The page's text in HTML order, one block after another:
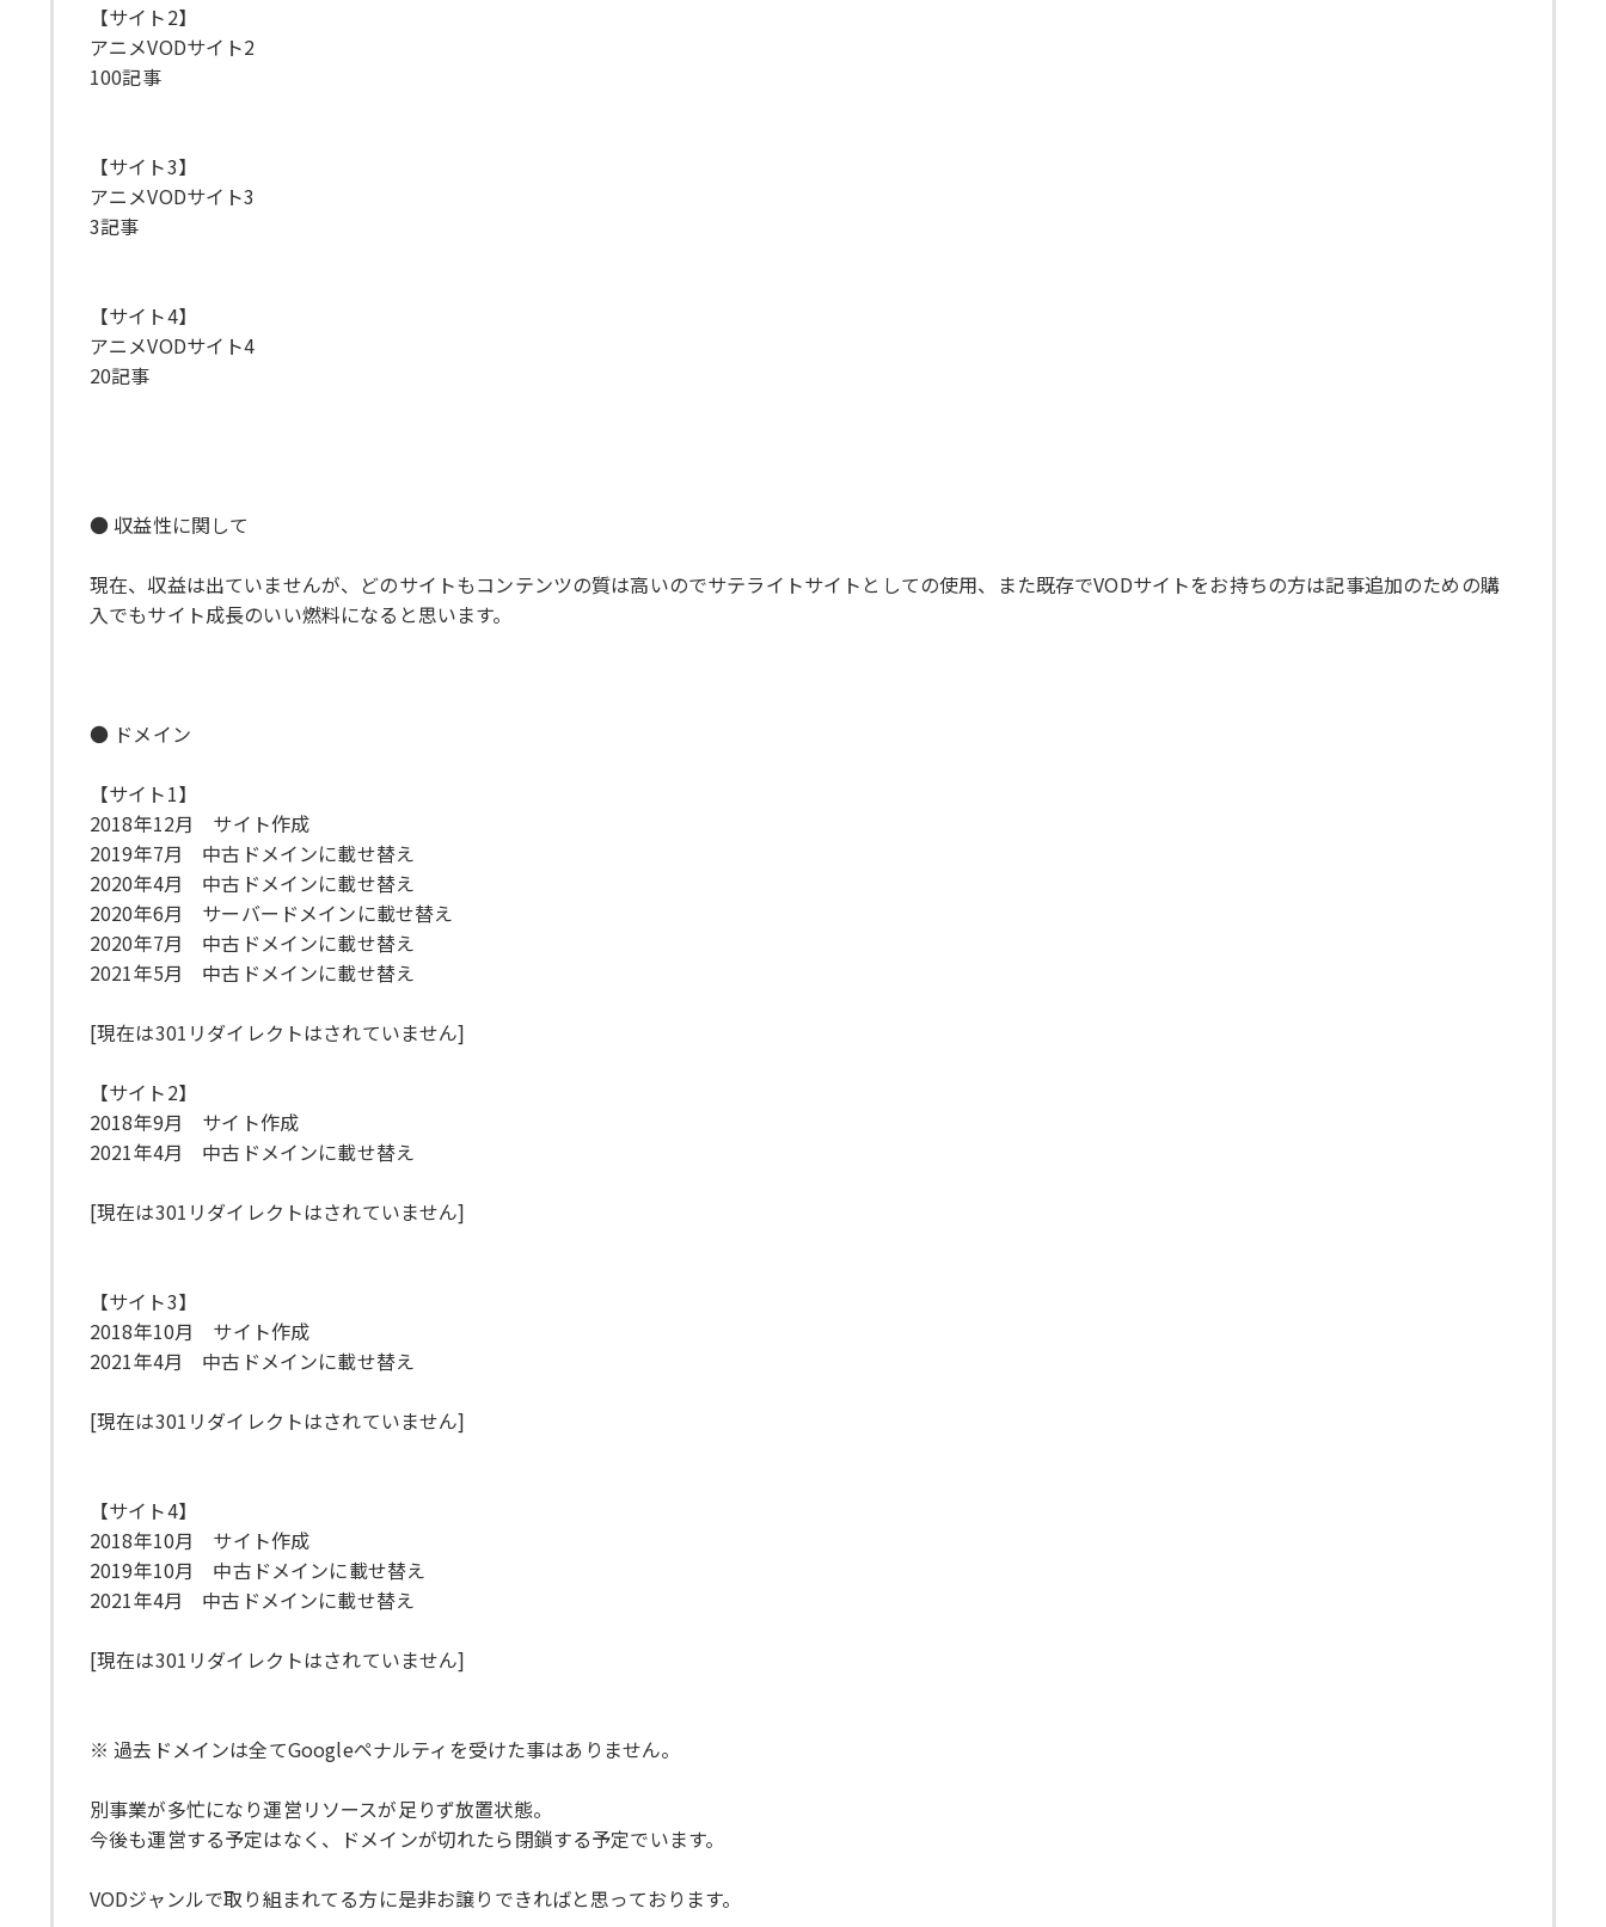
【サイト2】
アニメVODサイト2
100記事
【サイト3】
アニメVODサイト3
3記事
【サイト4】
アニメVODサイト4
20記事
● 収益性に関して
現在、収益は出ていませんが、どのサイトもコンテンツの質は高いのでサテライトサイトとしての使用、また既存でVODサイトをお持ちの方は記事追加のための購
入でもサイト成長のいい燃料になると思います。
● ドメイン
【サイト1】
2018年12月 サイト作成
2019年7月 中古ドメインに載せ替え
2020年4月 中古ドメインに載せ替え
2020年6月 サーバードメインに載せ替え
2020年7月 中古ドメインに載せ替え
2021年5月 中古ドメインに載せ替え
[現在は301リダイレクトはされていません]
【サイト2】
2018年9月 サイト作成
2021年4月 中古ドメインに載せ替え
[現在は301リダイレクトはされていません]
【サイト3】
2018年10月 サイト作成
2021年4月 中古ドメインに載せ替え
[現在は301リダイレクトはされていません]
【サイト4】
2018年10月 サイト作成
2019年10月 中古ドメインに載せ替え
2021年4月 中古ドメインに載せ替え
[現在は301リダイレクトはされていません]
※ 過去ドメインは全てGoogleペナルティを受けた事はありません。
別事業が多忙になり運営リソースが足りず放置状態。
今後も運営する予定はなく、ドメインが切れたら閉鎖する予定でいます。
VODジャンルで取り組まれてる方に是非お譲りできればと思っております。